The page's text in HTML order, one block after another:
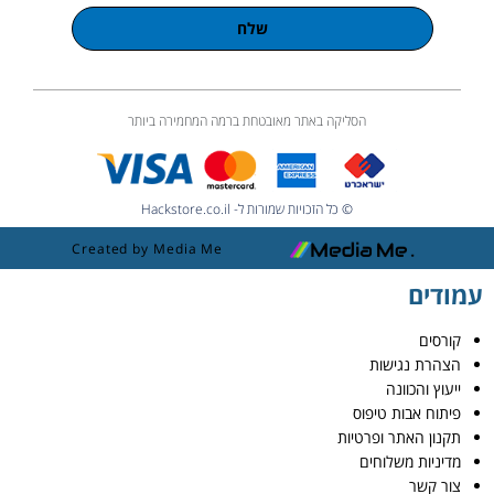
שלח
הסליקה באתר מאובטחת ברמה המחמירה ביותר
© כל הזכויות שמורות ל- Hackstore.co.il
Created by Media Me
עמודים
קורסים
הצהרת נגישות
ייעוץ והכוונה
פיתוח אבות טיפוס
תקנון האתר ופרטיות
מדיניות משלוחים
צור קשר